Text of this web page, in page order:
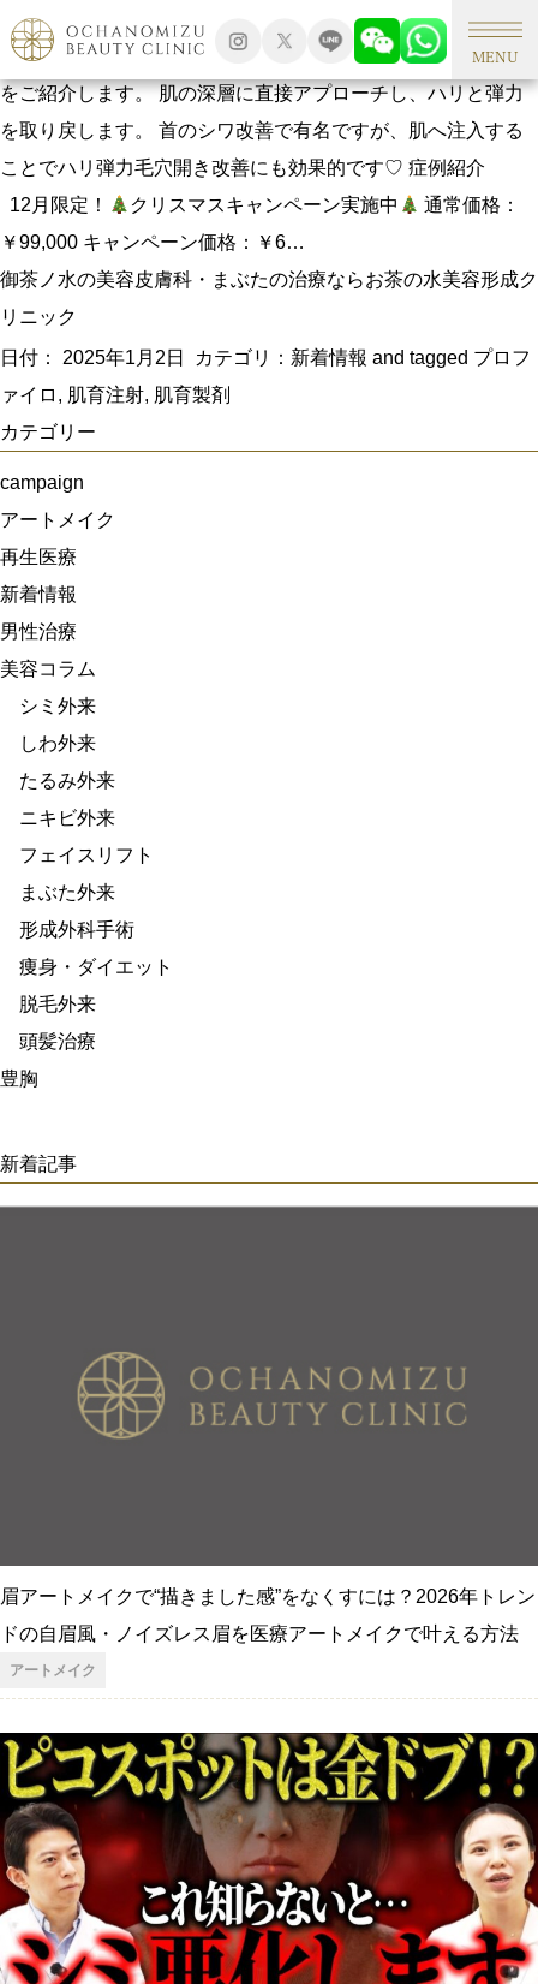
MENU
首のシワ治療にはプロファイロ
首のシワやたるみが気になる方におすすめの「プロファイロ」
をご紹介します。 肌の深層に直接アプローチし、ハリと弾力
を取り戻します。 首のシワ改善で有名ですが、肌へ注入する
ことでハリ弾力毛穴開き改善にも効果的です♡ 症例紹介
12月限定！
クリスマスキャンペーン実施中
通常価格：
￥99,000 キャンペーン価格：￥6…
御茶ノ水の美容皮膚科・まぶたの治療ならお茶の水美容形成ク
リニック
日付： 2025年1月2日 カテゴリ： 新着情報 and tagged プロフ
ァイロ , 肌育注射, 肌育製剤
カテゴリー
campaign
アートメイク
再生医療
新着情報
男性治療
美容コラム
シミ外来
しわ外来
たるみ外来
ニキビ外来
フェイスリフト
まぶた外来
形成外科手術
痩身・ダイエット
脱毛外来
頭髪治療
豊胸
新着記事
眉アートメイクで“描きました感”をなくすには？2026年トレン
ドの自眉風・ノイズレス眉を医療アートメイクで叶える方法
アートメイク